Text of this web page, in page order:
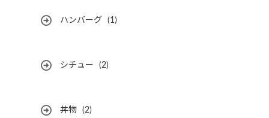
ハンバーグ (1)
シチュー (2)
丼物 (2)